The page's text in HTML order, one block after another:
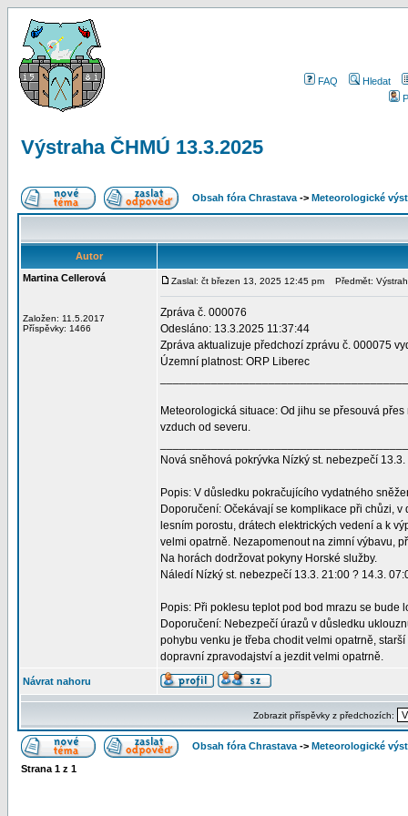
FAQ
Hledat
Výstraha ČHMÚ 13.3.2025
Obsah fóra Chrastava -> Meteorologické
Autor
Martina Cellerová
Založen: 11.5.2017
Příspěvky: 1466
Zaslal: čt březen 13, 2025 12:45 pm Předmět:
Zpráva č. 000076
Odesláno: 13.3.2025 11:37:44
Zpráva aktualizuje předchozí zprávu č. 000075
Územní platnost: ORP Liberec
Meteorologická situace: Od jihu se přesouvá
vzduch od severu.
Nová sněhová pokrývka Nízký st. nebezpečí
Popis: V důsledku pokračujícího vydatného
Doporučení: Očekávají se komplikace při chůzi,
lesním porostu, drátech elektrických vedení a k
velmi opatrně. Nezapomenout na zimní výbavu,
Na horách dodržovat pokyny Horské služby.
Náledí Nízký st. nebezpečí 13.3. 21:00 ? 14.3.
Popis: Při poklesu teplot pod bod mrazu se bude
Doporučení: Nebezpečí úrazů v důsledku
pohybu venku je třeba chodit velmi opatrně,
dopravní zpravodajství a jezdit velmi opatrně.
Návrat nahoru
Zobrazit příspěvky z předchozích:
Obsah fóra Chrastava -> Meteorologické
Strana 1 z 1